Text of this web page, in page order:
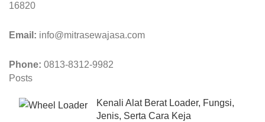
16820
Email: info@mitrasewajasa.com
Phone: 0813-8312-9982
Posts
Kenali Alat Berat Loader, Fungsi,
Jenis, Serta Cara Keja